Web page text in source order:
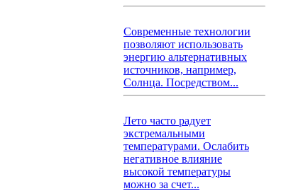
Современные технологии
позволяют использовать
энергию альтернативных
источников, например,
Солнца. Посредством...
Лето часто радует
экстремальными
температурами. Ослабить
негативное влияние
высокой температуры
можно за счет...